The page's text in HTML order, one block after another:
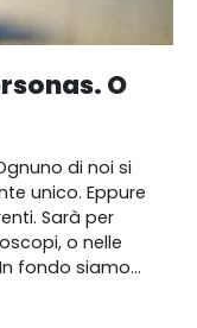
O
di noi si
unico. Eppure
Sarà per
o nelle
fondo siamo...